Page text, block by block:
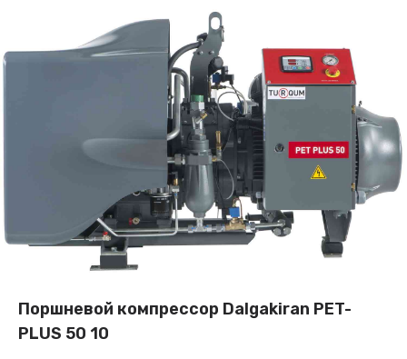
Поршневой компрессор Dalgakiran PET-
PLUS 50 10